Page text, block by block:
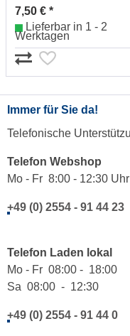
7,50 € *
Lieferbar in 1 - 2
Werktagen
Immer für Sie da!
Telefonische
Telefon Webshop
Mo - Fr 8:00 - 12:30 Uhr
+49 (0) 2554 - 91 44 23
Telefon Laden lokal
Mo - Fr 08:00 - 18:00
Sa 08:00 - 12:30
+49 (0) 2554 - 91 44 0